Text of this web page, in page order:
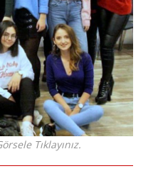
Tıklayınız.